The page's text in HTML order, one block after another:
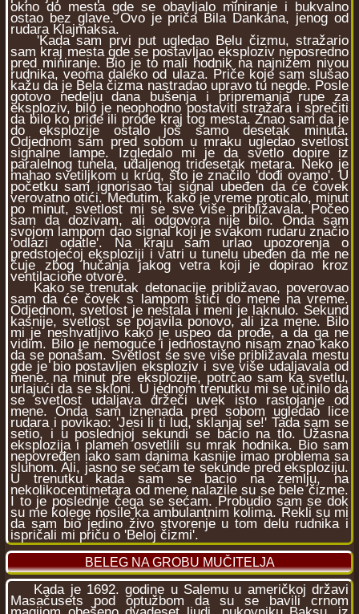
okno do mesta gde se obavljalo miniranje i bukvalno
ostao bez glave. Ovo je priča Bila Dankana, jenog od
rudara Klajmaksa.
'Kada sam prvi put ugledao Belu čizmu, stražario
sam kraj mesta gde se postavljao eksploziv neposredno
pred miniranje. Bio je to mali hodnik na najnižem nivou
rudnika, veoma daleko od ulaza. Priče koje sam slušao
kažu da je Bela čizma nastradao upravo tu negde. Posle
gotovo nedelju dana bušenja i pripremanja rupe za
eksploziv, bilo je neophodno postaviti stražara i sprečiti
da bilo ko priđe ili prođe kraj tog mesta. Znao sam da je
do eksplozije ostalo još samo desetak minuta.
Odjednom sam pred sobom u mraku ugledao svetlost
signalne lampe. Izgledalo mi je da svetlo dopire iz
paralelnog tunela, udaljenog tridesetak metara. Neko je
mahao svetiljkom u krug, što je značilo 'dođi ovamo'. U
početku sam ignorisao taj signal ubeđen da će čovek
verovatno otići. Međutim, kako je vreme proticalo, minut
po minut, svetlost mi se sve više približavala. Počeo
sam da dozivam, ali odgovora nije bilo. Onda sam
svojom lampom dao signal koji je svakom rudaru značio
'odlazi odatle'. Na kraju sam urlao upozorenja o
predstojećoj eksploziji i vatri u tunelu ubeđen da me ne
čuje zbog hučanja jakog vetra koji je dopirao kroz
ventilacione otvore.
Kako se trenutak detonacije približavao, poverovao
sam da će čovek s lampom stići do mene na vreme.
Odjednom, svetlost je nestala i meni je laknulo. Sekund
kasnije, svetlost se pojavila ponovo, ali iza mene. Bilo
mi je neshvatljivo kako je uspeo da prođe, a da ga ne
vidim. Bilo je nemoguće i jednostavno nisam znao kako
da se ponašam. Svetlost se sve više približavala mestu
gde je bio postavljen eksploziv i sve više udaljavala od
mene. na minut pre eksplozije, potrčao sam ka svetlu,
urlajući da se skloni. U jednom trenutku mi se učinilo da
se svetlost udaljava držeči uvek isto rastojanje od
mene. Onda sam iznenada pred sobom ugledao lice
rudara i povikao: 'Jesi li ti lud, sklanjaj se!' Tada sam se
setio, i u poslednjoj sekundi se bacio na tlo. Užasna
eksplozija i plamen osvetlili su mrak hodnika. Bio sam
nepovređen iako sam danima kasnije imao problema sa
sluhom. Ali, jasno se sećam te sekunde pred eksploziju.
U trenutku kada sam se bacio na zemlju, na
nekolikocentimetara od mene nalazile su se bele čizme.
I to je poslednje čega se sećam. Probudio sam se dok
su me kolege nosile ka ambulantnim kolima. Rekli su mi
da sam bio jedino živo stvorenje u tom delu rudnika i
ispričali mi priču o 'Beloj čizmi'.
BELEG NA GROBU MUČITELJA
Kada je 1692. godine u Salemu u američkoj državi
Masačusets pod optužbom da su se bavili crnom